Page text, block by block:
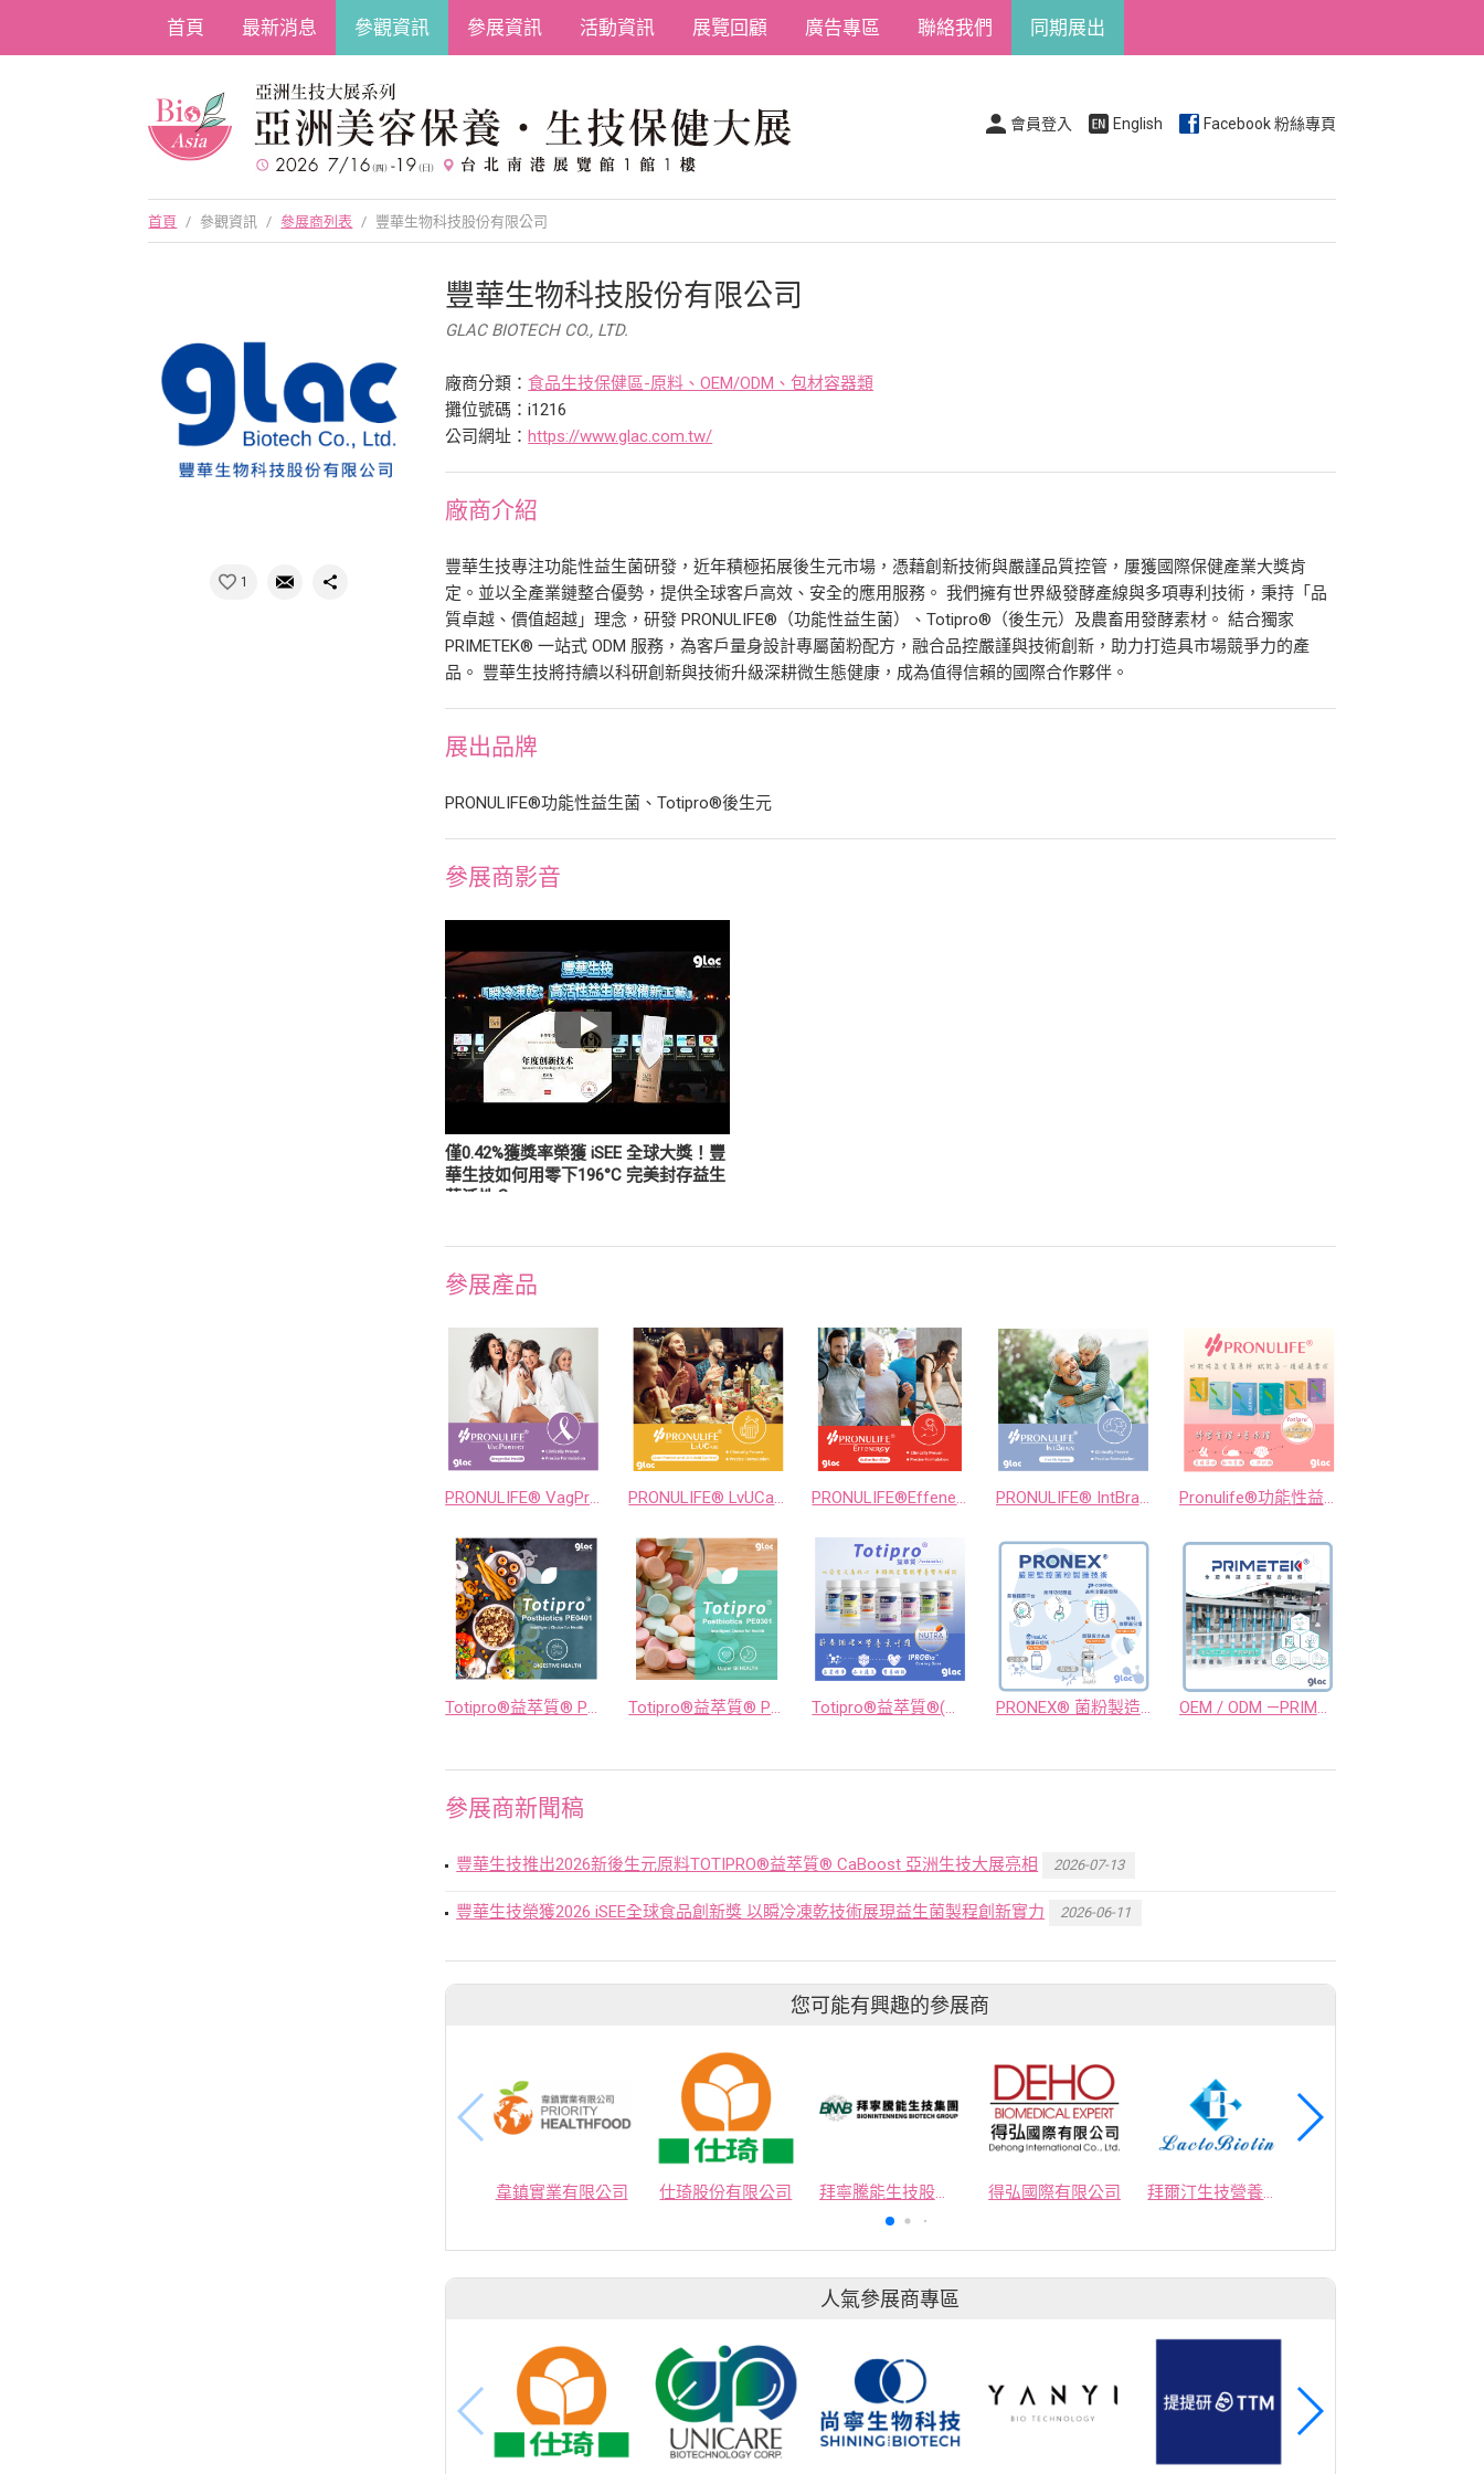
首頁 最新消息 參觀資訊 參展資訊 活動資訊 展覽回顧 廣告專區 聯絡我們 同期展出
會員登入 English Facebook 粉絲專頁
首頁 / 參觀資訊 / 參展商列表 / 豐華生物科技股份有限公司
1
豐華生物科技股份有限公司
GLAC BIOTECH CO., LTD.
廠商分類： 食品生技保健區-原料、OEM/ODM、包材容器類
攤位號碼：i1216
公司網址：https://www.glac.com.tw/
廠商介紹
豐華生技專注功能性益生菌研發，近年積極拓展後生元市場，憑藉創新技術與嚴謹品質控管，屢獲國際保健產業大獎肯
定。並以全產業鏈整合優勢，提供全球客戶高效、安全的應用服務。 我們擁有世界級發酵產線與多項專利技術，秉持「品
質卓越、價值超越」理念，研發 PRONULIFE®（功能性益生菌）、Totipro®（後生元）及農畜用發酵素材。 結合獨家
PRIMETEK® 一站式 ODM 服務，為客戶量身設計專屬菌粉配方，融合品控嚴謹與技術創新，助力打造具市場競爭力的產
品。 豐華生技將持續以科研創新與技術升級深耕微生態健康，成為值得信賴的國際合作夥伴。
展出品牌
PRONULIFE®功能性益生菌、Totipro®後生元
參展商影音
僅0.42%獲獎率榮獲 iSEE 全球大獎！豐
華生技如何用零下196°C 完美封存益生
菌活性？
參展產品
PRONULIFE® VagProtect - 科學啟動女性微生態自我調節機制 PRONULIFE® LvUCare - 科學調節腸肝軸，驅動你的代謝新節奏。 PRONULIFE®Effenergy — 科學支援你的每一次超越 PRONULIFE® IntBrain— 科學護航你的認知未來 Pronulife®功能性益生菌原料 - 賦能每一種健康需求
Totipro®益萃質® PE0401 - 科學升級你的消化道韌性與穩定性 Totipro®益萃質® PE0301 - 口腔微生態 × 上消化道屏障，雙向守護健康新策略 Totipro®益萃質®(後生元)協同營養管理新時代 PRONEX® 菌粉製造平台｜智慧製程 × 科學驗證，賦能全球市場 OEM / ODM —PRIMETEK® 功能性益生菌 × 後生元 全產業鏈代工平台
參展商新聞稿
豐華生技推出2026新後生元原料TOTIPRO®益萃質® CaBoost 亞洲生技大展亮相 2026-07-13
豐華生技榮獲2026 iSEE全球食品創新獎 以瞬冷凍乾技術展現益生菌製程創新實力 2026-06-11
您可能有興趣的參展商
韋鎮實業有限公司 仕琦股份有限公司 拜寧騰能生技股份有限公司 得弘國際有限公司 拜爾汀生技營養有限公司
人氣參展商專區